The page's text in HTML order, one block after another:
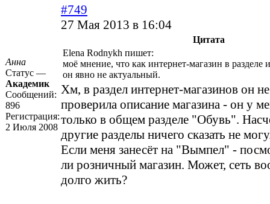
Анна
Статус —
Академик
Сообщений:
896
Регистрация:
2 Июля 2008
#749
27 Мая 2013 в 16:04
Цитата
Elena Rodnykh пишет:
моё мнение, что как интернет-магазин в разделе
он явно не актуальный.
Хм, в раздел интернет-магазинов он
проверила описание магазина - он у
только в общем разделе "Обувь".
другие разделы ничего сказать не
Если меня занесёт на "Вымпел" -
ли розничный магазин. Может, сеть
долго жить?